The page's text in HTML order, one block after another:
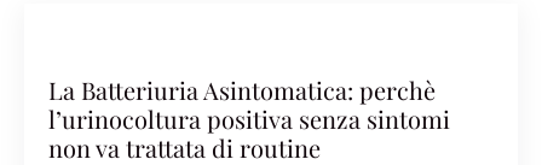
La Batteriuria Asintomatica: perchè
l’urinocoltura positiva senza sintomi
non va trattata di routine